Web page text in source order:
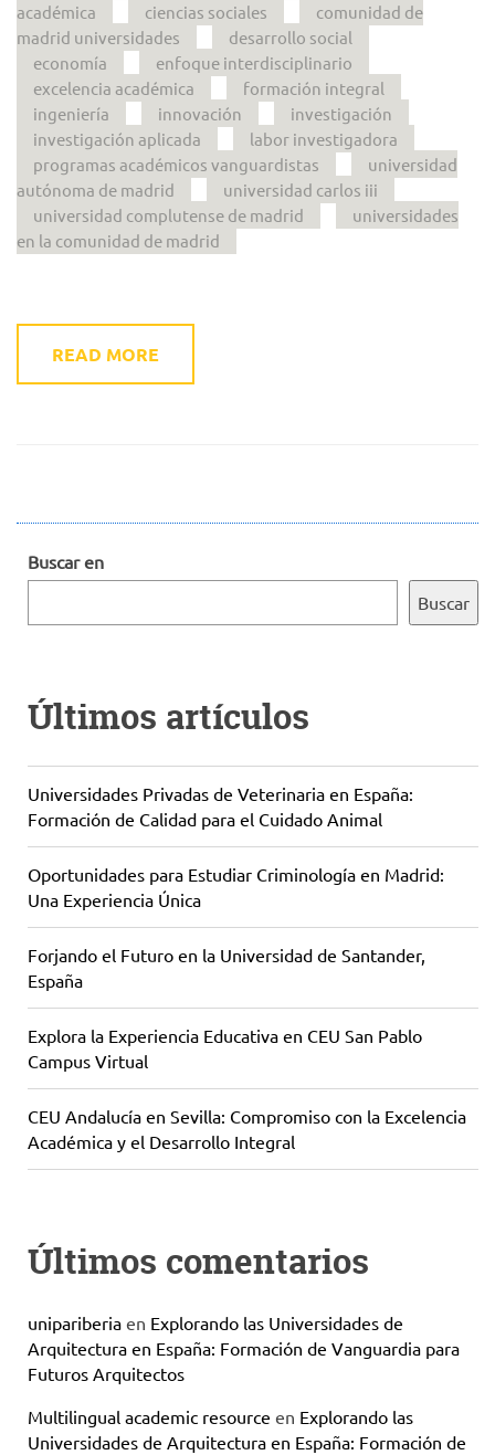
académica
ciencias sociales
comunidad de
madrid universidades
desarrollo social
economía
enfoque interdisciplinario
excelencia académica
formación integral
ingeniería
innovación
investigación
investigación aplicada
labor investigadora
programas académicos vanguardistas
universidad
autónoma de madrid
universidad carlos iii
universidad complutense de madrid
universidades
en la comunidad de madrid
READ MORE
Buscar en
Buscar
Últimos artículos
Universidades Privadas de Veterinaria en España:
Formación de Calidad para el Cuidado Animal
Oportunidades para Estudiar Criminología en Madrid:
Una Experiencia Única
Forjando el Futuro en la Universidad de Santander,
España
Explora la Experiencia Educativa en CEU San Pablo
Campus Virtual
CEU Andalucía en Sevilla: Compromiso con la Excelencia
Académica y el Desarrollo Integral
Últimos comentarios
unipariberia en Explorando las Universidades de
Arquitectura en España: Formación de Vanguardia para
Futuros Arquitectos
Multilingual academic resource en Explorando las
Universidades de Arquitectura en España: Formación de